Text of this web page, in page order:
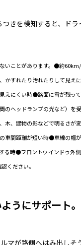
きを検知すると、ド
いことがあります。●約
かすれたり汚れたりして見え
えにくい時●路面に雪が残っ
のヘッドランプの光など）を
木、建物の影などで明るさが
車間距離が短い時●車線の幅
る時●フロントウインドゥ外
ください。
うにサポート。
マが路側へはみ出しそ